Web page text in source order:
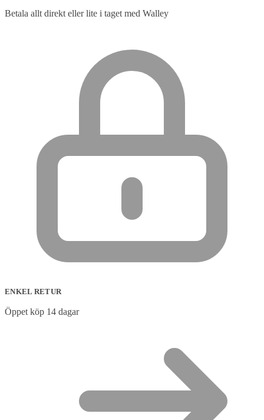
Betala allt direkt eller lite i taget med Walley
ENKEL RETUR
Öppet köp 14 dagar